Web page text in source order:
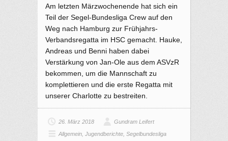
Am letzten Märzwochenende hat sich ein
Teil der Segel-Bundesliga Crew auf den
Weg nach Hamburg zur Frühjahrs-
Verbands­regatta im HSC gemacht. Hauke,
Andreas und Benni haben dabei
Verstärkung von Jan-Ole aus dem ASVzR
bekommen, um die Mannschaft zu
komplettieren und die erste Regatta mit
unserer Charlotte zu bestreiten.
26. März 2018
Gundram Leifert
Allgemein Jugendberichte Segelbundesliga